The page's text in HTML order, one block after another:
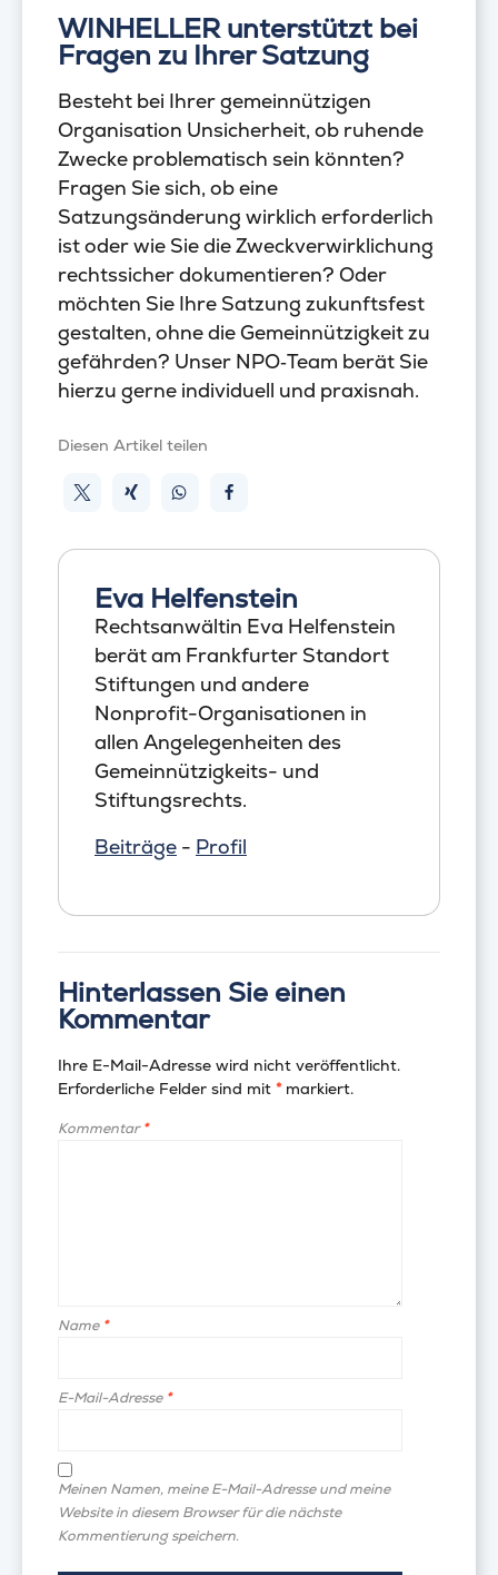
WINHELLER unterstützt bei
Fragen zu Ihrer Satzung
Besteht bei Ihrer gemeinnützigen
Organisation Unsicherheit, ob ruhende
Zwecke problematisch sein könnten?
Fragen Sie sich, ob eine
Satzungsänderung wirklich erforderlich
ist oder wie Sie die Zweckverwirklichung
rechtssicher dokumentieren? Oder
möchten Sie Ihre Satzung zukunftsfest
gestalten, ohne die Gemeinnützigkeit zu
gefährden? Unser NPO‑Team berät Sie
hierzu gerne individuell und praxisnah.
Diesen Artikel teilen
Eva Helfenstein
Rechtsanwältin Eva Helfenstein
berät am Frankfurter Standort
Stiftungen und andere
Nonprofit-Organisationen in
allen Angelegenheiten des
Gemeinnützigkeits- und
Stiftungsrechts.
Beiträge - Profil
Hinterlassen Sie einen
Kommentar
Ihre E-Mail-Adresse wird nicht veröffentlicht.
Erforderliche Felder sind mit *markiert.
Kommentar*
Name *
E-Mail-Adresse *
Meinen Namen, meine E-Mail-Adresse und meine
Website in diesem Browser für die nächste
Kommentierung speichern.